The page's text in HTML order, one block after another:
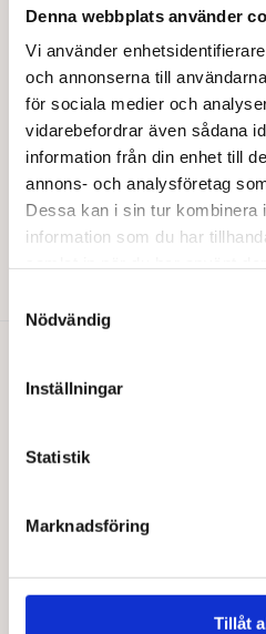
Denna webbplats använder
Vi använder
och annonserna till
för sociala medier och
vidarebefordrar även sådana
information från din enhet till
annons- och analysföretag
Dessa kan i sin tur kombinera
information som du har
Nödvändig
Inställningar
Statistik
Marknadsföring
Tillåt
Vivani mjölk hassel EKO 100 g
46,00
Läs mer
Du gillar kanske